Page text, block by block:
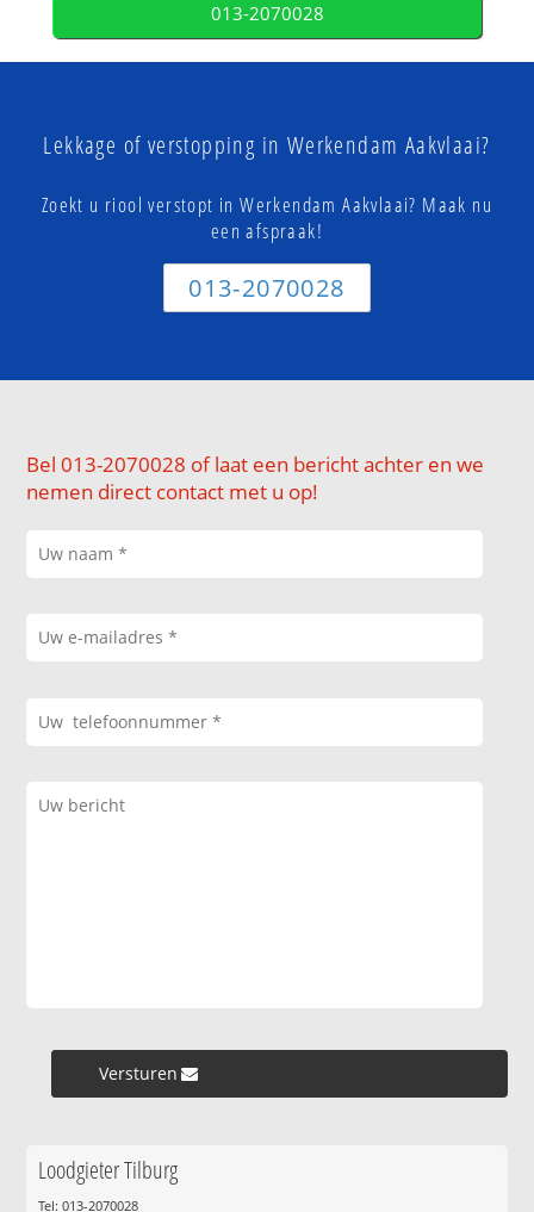
013-2070028
Lekkage of verstopping in Werkendam Aakvlaai?
Zoekt u riool verstopt in Werkendam Aakvlaai? Maak nu
een afspraak!
013-2070028
Bel 013-2070028 of laat een bericht achter en we
nemen direct contact met u op!
Versturen »
Loodgieter Tilburg
Tel: 013-2070028